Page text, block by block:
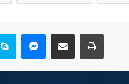
Skype MessengerCompartir por correo electrónicoImprimir